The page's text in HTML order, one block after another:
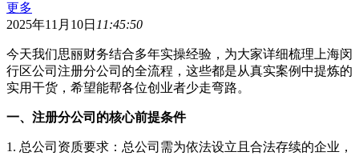
更多
2025年11月10日 11:45:50
今天我们思丽财务结合多年实操经验，为大家详细梳理上海闵
行区公司注册分公司的全流程，这些都是从真实案例中提炼的
实用干货，希望能帮各位创业者少走弯路。
一、注册分公司的核心前提条件
1. 总公司资质要求：总公司需为依法设立且合法存续的企业，